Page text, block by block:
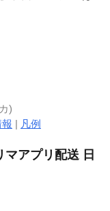
)
| 凡例
アプリ配送 日